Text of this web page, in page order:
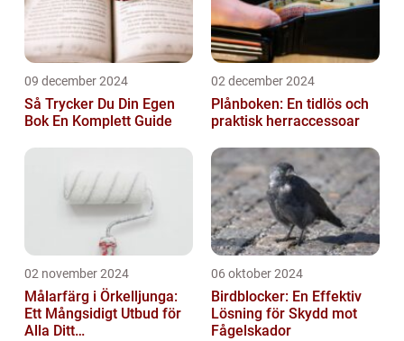
09 december 2024
Så Trycker Du Din Egen
Bok En Komplett Guide
02 december 2024
Plånboken: En tidlös och
praktisk herraccessoar
02 november 2024
Målarfärg i Örkelljunga:
Ett Mångsidigt Utbud för
Alla Ditt
06 oktober 2024
Birdblocker: En Effektiv
Lösning för Skydd mot
Fågelskador